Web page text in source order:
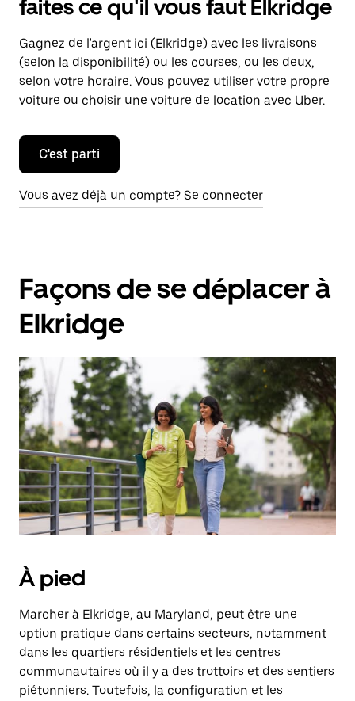
faites ce qu'il vous faut Elkridge
Gagnez de l'argent ici (Elkridge) avec les livraisons
(selon la disponibilité) ou les courses, ou les deux,
selon votre horaire. Vous pouvez utiliser votre propre
voiture ou choisir une voiture de location avec Uber.
C'est parti
Vous avez déjà un compte? Se connecter
Façons de se déplacer à
Elkridge
À pied
Marcher à Elkridge, au Maryland, peut être une
option pratique dans certains secteurs, notamment
dans les quartiers résidentiels et les centres
communautaires où il y a des trottoirs et des sentiers
piétonniers. Toutefois, la configuration et les